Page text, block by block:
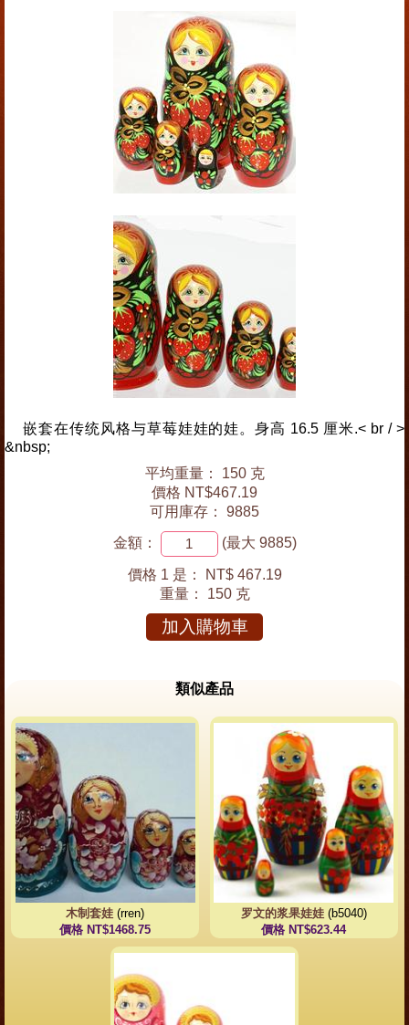
嵌套在传统风格与草莓娃娃的娃。身高 16.5 厘米.< br / >
&nbsp;
平均重量： 150 克
價格 NT$467.19
可用庫存： 9885
金額： (最大 9885)
價格 1 是：
NT$ 467.19
重量： 150 克
加入購物車
類似產品
木制套娃 (rren)
價格 NT$1468.75
罗文的浆果娃娃(b5040)
價格 NT$623.44